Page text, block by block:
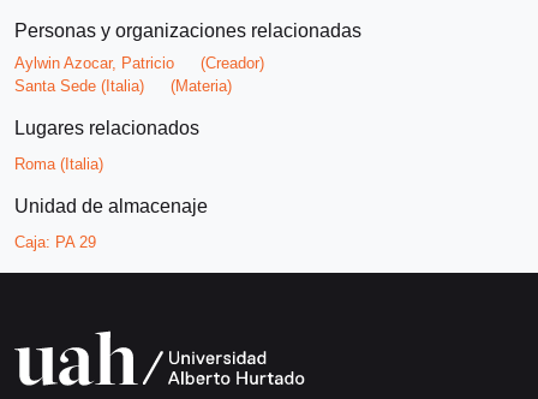
Personas y organizaciones relacionadas
Aylwin Azocar, Patricio
(Creador)
Santa Sede (Italia)
(Materia)
Lugares relacionados
Roma (Italia)
Unidad de almacenaje
Caja: PA 29